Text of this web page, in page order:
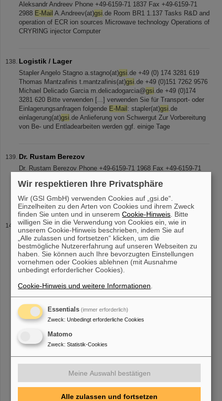
Aleksandr Andreev Phone +49-6159-71 1837 Fax +49-6159-71
2988 E-Mail A.Andreev(at)gsi.de Room BR1 1.137 Tasks R&D and
operation of ECR ion sources Microwave technology Operations of
CRYRING injector Computer
Logistik / Lager
Stapler Angelo Stagno a.stagno(at)gsi.de +49 (0) 174 3281 619
Thomas Mantzafinis t.mantzafinis(at)gsi.de +49 (0)151 7262 9576
Michael Delicado Garcia m.delicadogarcia@gsi.de +49 (0)174
3281 620 Bitte verwenden [...] verwenden Sie für Transport- oder
Einlagerungsanfragen folgende E-Mail : stapler(at)gsi.de
einlagerung(at)gsi.de Anlieferung von Schwergut Zur Vorbereitung
von Be- und Entladearbeiten werden ggf. einige Tage
Dr. Rustam Berezov
Dr. Rustam Berezov Phone +49-6159-71 1968 Fax +49-6159-71
operations of PIG and high current sources Deputy radiation
protection officer Deputy
Kontakt
AdresseGSIHelmholtzzentrum für Schwerionenforschung GmbH
Strahldiagnoseabteilung Planckstrasse 1 64291 Darmstadt
Fon/Fax SD-Webadmin: Tobias Hoffmann Fon: +49 6159 712318
Fax: +49 6159 712104Emailbd-www
....
»
Wir respektieren Ihre Privatsphäre
Wir (GSI GmbH) verwenden Cookies auf „gsi.de“.
Einzelheiten zu den Arten von Cookies und ihrem Zweck
finden Sie unten und in unseremCookie-Hinweis . Bitte
willigen Sie in die Verwendung von Cookies ein, wie in
unserem Cookie-Hinweis beschrieben, indem Sie auf
„Alle zulassen und fortsetzen“ klicken, um die
bestmögliche Nutzererfahrung auf unseren Webseiten zu
haben. Sie können auch Ihre bevorzugten Einstellungen
vornehmen oder Cookies ablehnen (mit Ausnahme
unbedingt erforderlicher Cookies).
Cookie-Hinweis und weitere Informationen
Essentials (immer erforderlich)
Zweck: Unbedingt erforderliche Cookies
Matomo
Zweck: Statistik-Cookies
Meine Auswahl bestätigen
Alle zulassen und fortsetzen